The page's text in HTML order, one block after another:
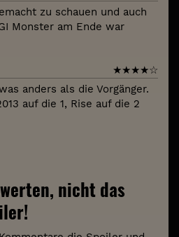
zu schauen und auch
Monster am Ende war
★★★★☆
anders als die Vorgänger.
auf die 1, Rise auf die 2
nicht das